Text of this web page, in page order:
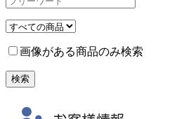
画像がある商品のみ検索